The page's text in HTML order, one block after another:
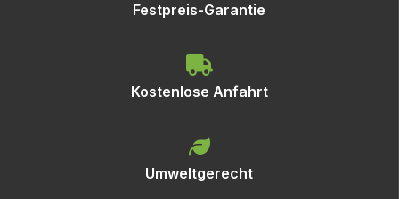
Festpreis-Garantie
Kostenlose Anfahrt
Umweltgerecht